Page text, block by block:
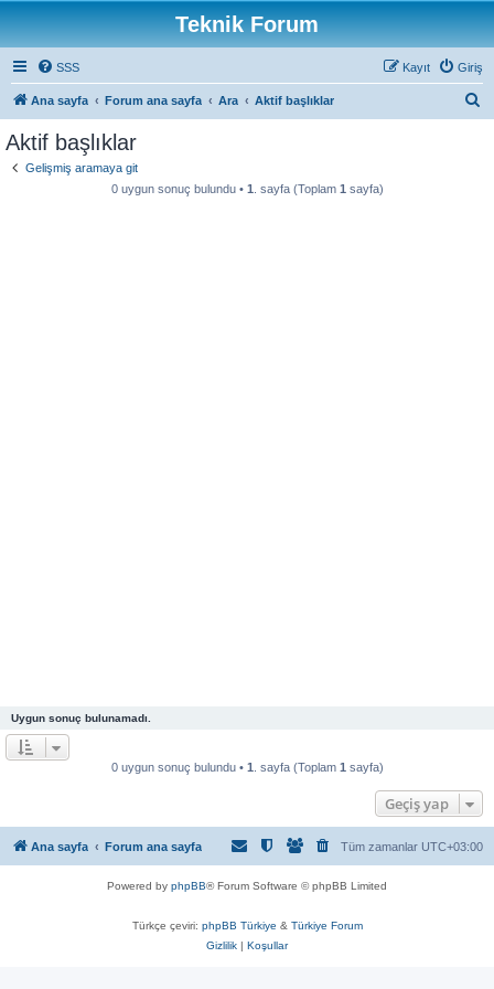
Teknik Forum
SSS Giriş
Kayıt
Ana sayfa Forum ana sayfa Ara Aktif başlıklar
Aktif başlıklar
Gelişmiş aramaya git
0 uygun sonuç bulundu • 1 . sayfa (Toplam 1 sayfa)
Uygun sonuç bulunamadı.
0 uygun sonuç bulundu • 1 . sayfa (Toplam 1 sayfa)
Geçiş yap
Ana sayfa Forum ana sayfa Tüm zamanlar UTC+03:00
Powered by phpBB® Forum Software © phpBB Limited
Türkçe çeviri: phpBB Türkiye & Türkiye Forum
Gizlilik | Koşullar